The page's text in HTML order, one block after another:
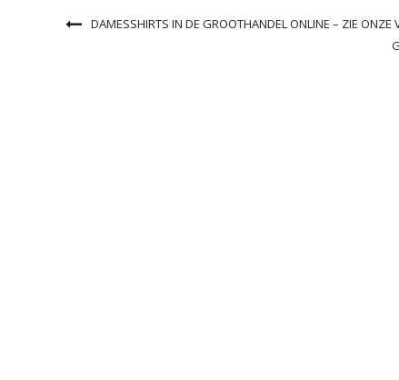
DAMESSHIRTS IN DE GROOTHANDEL ONLINE – ZIE ONZE